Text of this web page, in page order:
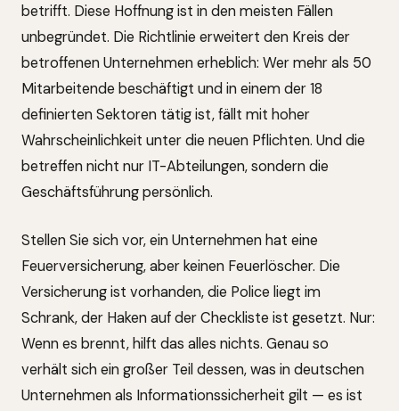
betrifft. Diese Hoffnung ist in den meisten Fällen
unbegründet. Die Richtlinie erweitert den Kreis der
betroffenen Unternehmen erheblich: Wer mehr als 50
Mitarbeitende beschäftigt und in einem der 18
definierten Sektoren tätig ist, fällt mit hoher
Wahrscheinlichkeit unter die neuen Pflichten. Und die
betreffen nicht nur IT-Abteilungen, sondern die
Geschäftsführung persönlich.
Stellen Sie sich vor, ein Unternehmen hat eine
Feuerversicherung, aber keinen Feuerlöscher. Die
Versicherung ist vorhanden, die Police liegt im
Schrank, der Haken auf der Checkliste ist gesetzt. Nur:
Wenn es brennt, hilft das alles nichts. Genau so
verhält sich ein großer Teil dessen, was in deutschen
Unternehmen als Informationssicherheit gilt — es ist